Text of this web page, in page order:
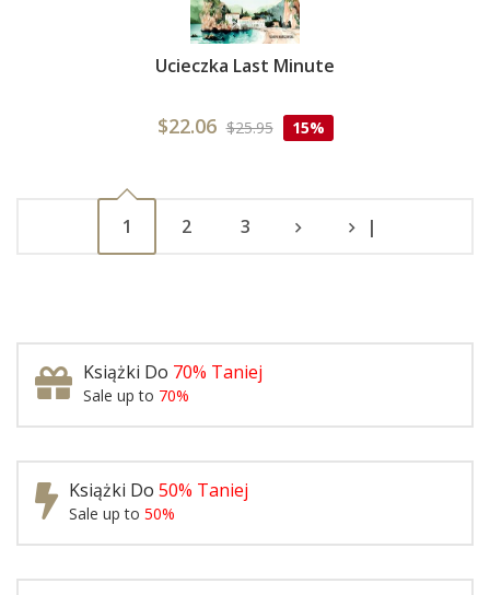
Ucieczka Last Minute
$22.06 $25.95 15%
1 2 3 |
Książki Do 70% Taniej
Sale up to 70%
Książki Do 50% Taniej
Sale up to 50%